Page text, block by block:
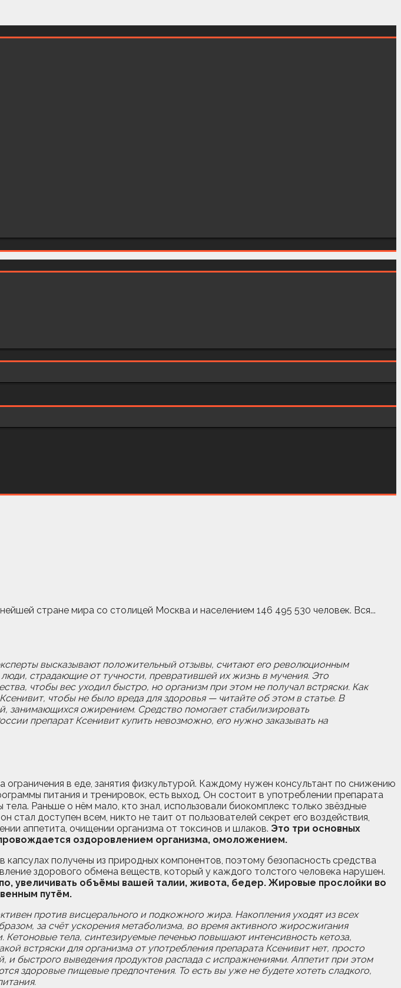
стране мира со столицей Москва и населением 146 495 530 человек. Вся...
высказывают положительный отзывы, считают его революционным
страдающие от тучности, превратившей их жизнь в мучения. Это
чтобы вес уходил быстро, но организм при этом не получал встряски. Как
чтобы не было вреда для здоровья — читайте об этом в статье. В
занимающихся ожирением. Средство помогает стабилизировать
препарат Ксенивит купить невозможно, его нужно заказывать на
ограничения в еде, занятия физкультурой. Каждому нужен консультант по снижению
питания и тренировок, есть выход. Он состоит в употреблении препарата
Раньше о нём мало, кто знал, использовали биокомплекс только звёздные
доступен всем, никто не таит от пользователей секрет его воздействия,
аппетита, очищении организма от токсинов и шлаков. Это три основных
оздоровлением организма, омоложением.
получены из природных компонентов, поэтому безопасность средства
здорового обмена веществ, который у каждого толстого человека нарушен.
увеличивать объёмы вашей талии, живота, бедер. Жировые прослойки во
путём.
против висцерального и подкожного жира. Накопления уходят из всех
за счёт ускорения метаболизма, во время активного жиросжигания
Кетоновые тела, синтезируемые печенью повышают интенсивность кетоза,
встряски для организма от употребления препарата Ксенивит нет, просто
быстрого выведения продуктов распада с испражнениями. Аппетит при этом
здоровые пищевые предпочтения. То есть вы уже не будете хотеть сладкого,